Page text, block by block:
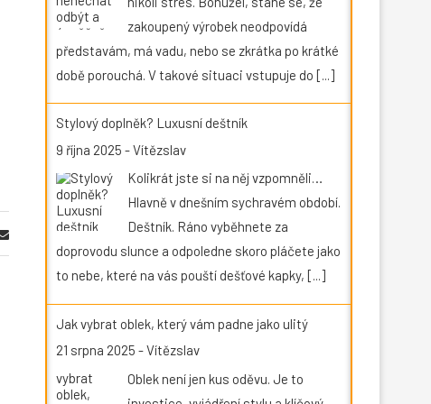
zakoupený výrobek neodpovídá
představám, má vadu, nebo se zkrátka po krátké
době porouchá. V takové situaci vstupuje do [...]
Stylový doplněk? Luxusní deštník
9 října 2025 -Vítězslav
Kolikrát jste si na něj vzpomněli…
Hlavně v dnešním sychravém období.
Deštník. Ráno vyběhnete za
doprovodu slunce a odpoledne skoro pláčete jako
to nebe, které na vás pouští dešťové kapky, [...]
Jak vybrat oblek, který vám padne jako ulitý
21 srpna 2025 -Vítězslav
Oblek není jen kus oděvu. Je to